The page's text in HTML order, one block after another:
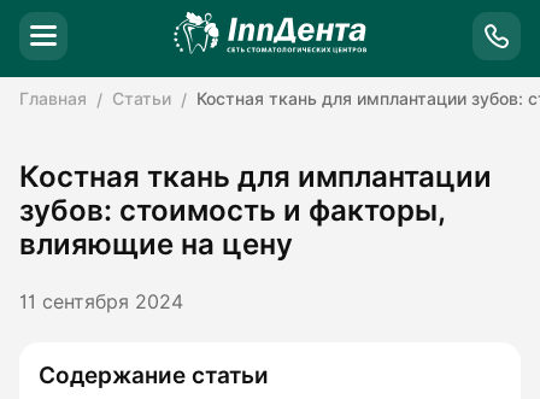
Главная Статьи Костная ткань для имплантации
Костная ткань для имплантации
зубов: стоимость и факторы,
влияющие на цену
11 сентября 2024
Содержание статьи